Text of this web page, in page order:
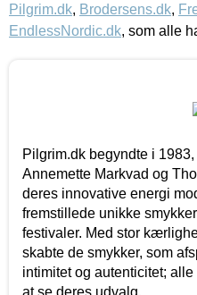
Pilgrim.dk, Brodersens.dk,
EndlessNordic.dk, som alle
Pilgrim.dk begyndte i
Annemette Markvad og
deres innovative energi
fremstillede unikke
festivaler. Med stor
skabte de smykker, som
intimitet og autenticitet;
at se deres udvalg.